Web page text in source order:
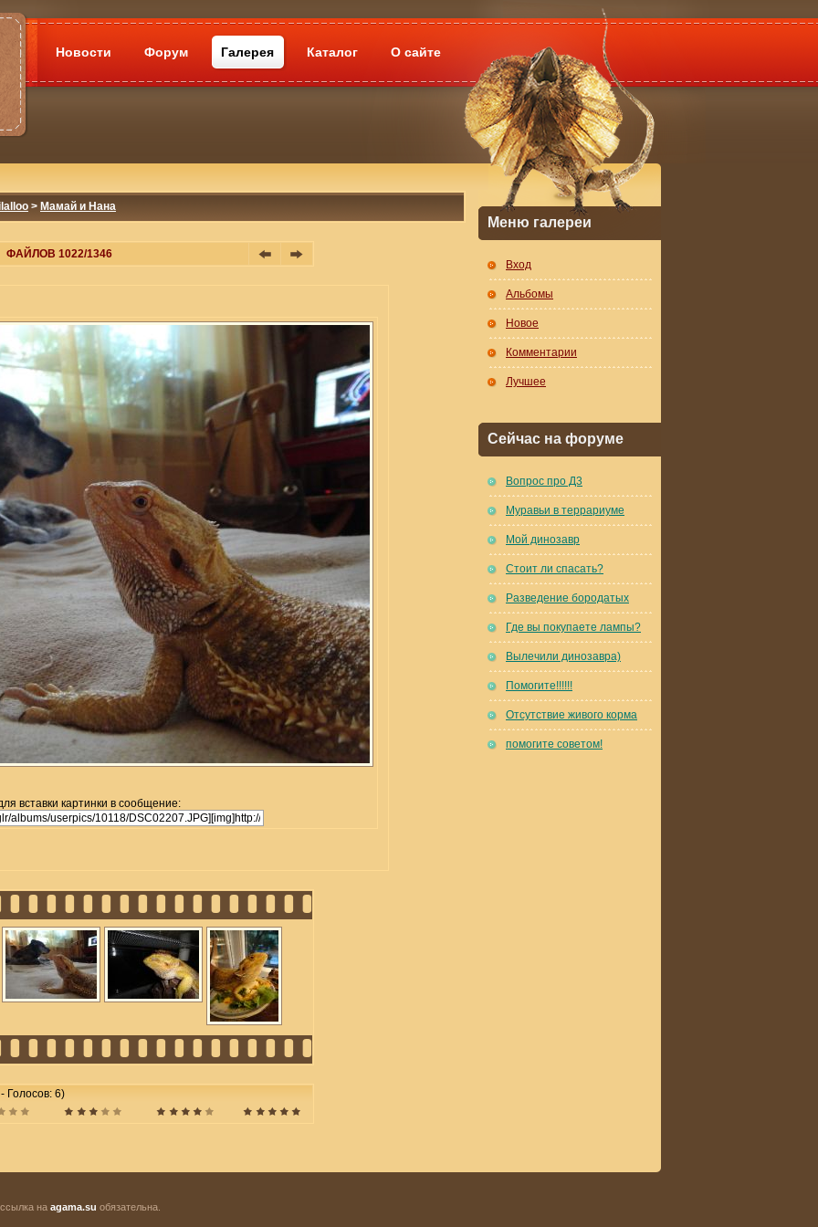
Новости Форум Галерея Каталог О сайте
> Мамай и Нана
ФАЙЛОВ 1022/1346
вставки картинки в сообщение:
Голосов: 6)
Меню галереи
Вход
Альбомы
Новое
Комментарии
Лучшее
Сейчас на форуме
Вопрос про Д3
Муравьи в террариуме
Мой динозавр
Стоит ли спасать?
Разведение бородатых
Где вы покупаете лампы?
Вылечили динозавра)
Помогите!!!!!!
Отсутствие живого корма
помогите советом!
на agama.su обязательна.